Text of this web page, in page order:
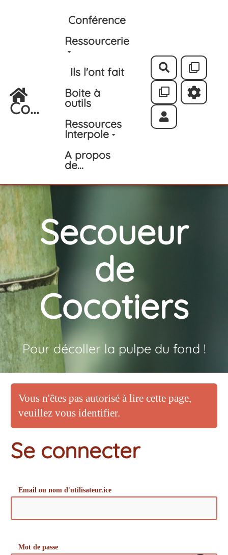
Aller au contenu principal
Co...
Conférence
Ressourcerie
Ils l'ont fait
Boite à
outils
Ressources
Interpole
A propos
de...
Rechercher
Secoueur
de
Cocotiers
Pour décoller la pulpe du fond !
Vous n'êtes pas autorisé à lire cette page,
veuillez vous identifier.
Se connecter
Email ou nom d'utilisateur.ice
Mot de passe